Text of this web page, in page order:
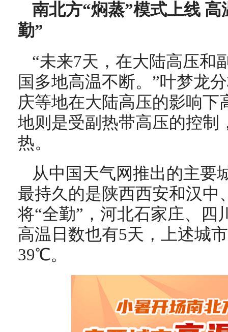
南北方“焖蒸”模式上线
勤”
“未来7天，在大陆高压和
国多地高温不断。”叶梦龙
庆等地在大陆高压的影响下
地则是受副热带高压的控制
热。
从中国天气网推出的主要
最持久的是陕西西安和汉中
将“全勤”，河北石家庄、四
高温日数也有5天，上述城
39℃。